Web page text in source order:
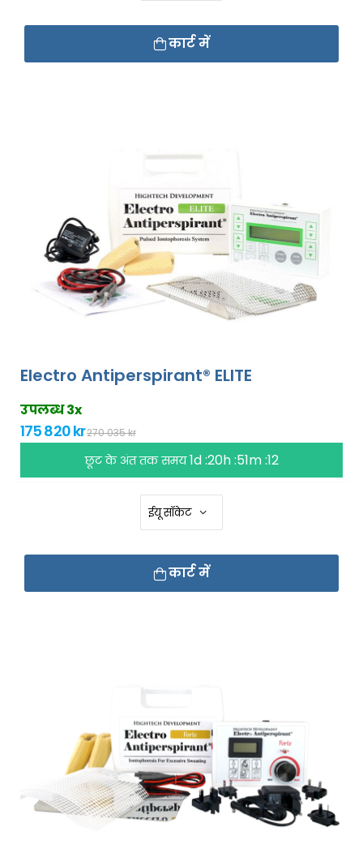
कार्ट में
Electro Antiperspirant® ELITE
उपलब्ध 3x
175 820 kr270 035 kr
छूट के अंत तक समय1d :20h :51m :11
कार्ट में